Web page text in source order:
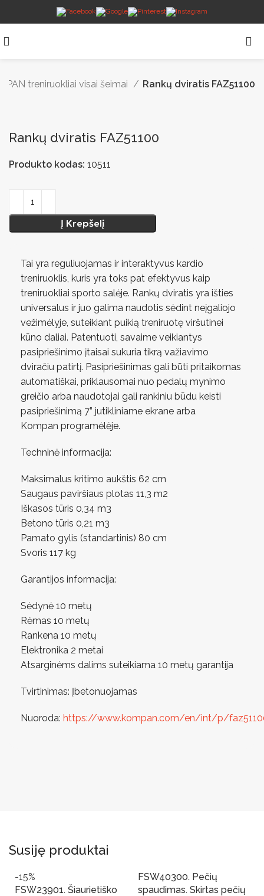
treniruokliai visai šeimai Rankų dviratis FAZ51100
Rankų dviratis FAZ51100
Produkto kodas: 10511
Į Krepšelį
Tai yra reguliuojamas ir interaktyvus kardio
treniruoklis, kuris yra toks pat efektyvus kaip
treniruokliai sporto salėje. Rankų dviratis yra išties
universalus ir juo galima naudotis sėdint neįgaliojo
vežimėlyje, suteikiant puikią treniruotę viršutinei
kūno daliai. Patentuoti, savaime veikiantys
pasipriešinimo įtaisai sukuria tikrą važiavimo
dviračiu patirtį. Pasipriešinimas gali būti pritaikomas
automatiškai, priklausomai nuo pedalų mynimo
greičio arba naudotojai gali rankiniu būdu keisti
pasipriešinimą 7” jutikliniame ekrane arba
Kompan programėlėje.
Techninė informacija:
Maksimalus kritimo aukštis 62 cm
Saugaus paviršiaus plotas 11,3 m2
Iškasos tūris 0,34 m3
Betono tūris 0,21 m3
Pamato gylis (standartinis) 80 cm
Svoris 117 kg
Garantijos informacija:
Sėdynė 10 metų
Rėmas 10 metų
Rankena 10 metų
Elektronika 2 metai
Atsarginėms dalims suteikiama 10 metų garantija
Tvirtinimas: Įbetonuojamas
Nuoroda: https://www.kompan.com/en/int/p/
Susiję produktai
-15%
FSW23901. Šiaurietiško
FSW40300. Pečių
spaudimas. Skirtas pečių